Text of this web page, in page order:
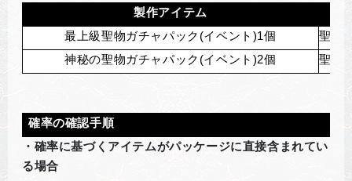
製作アイテム
最上級聖物ガチャパック(イベント)1個
聖物
神秘の聖物ガチャパック(イベント)2個
聖物
確率の確認手順
・確率に基づくアイテムがパッケージに直接含まれてい
る場合